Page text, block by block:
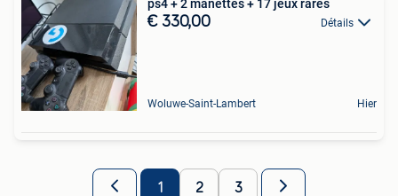
ps4 + 2 manettes + 17 jeux rares
€ 330,00 Détails
Woluwe-Saint-Lambert Hier
1 2 3